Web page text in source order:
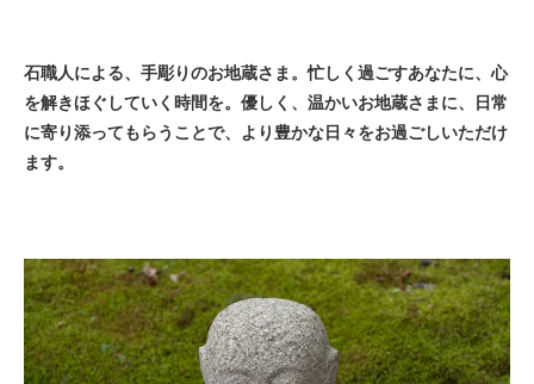
石職人による、手彫りのお地蔵さま。忙しく過ごすあなたに、心
を解きほぐしていく時間を。優しく、温かいお地蔵さまに、日常
に寄り添ってもらうことで、より豊かな日々をお過ごしいただけ
ます。